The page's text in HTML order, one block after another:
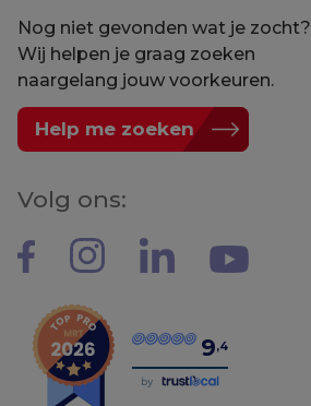
Nog niet gevonden wat je zocht?
Wij helpen je graag zoeken
naargelang jouw voorkeuren.
Help me zoeken
Volg ons:
9,4
by